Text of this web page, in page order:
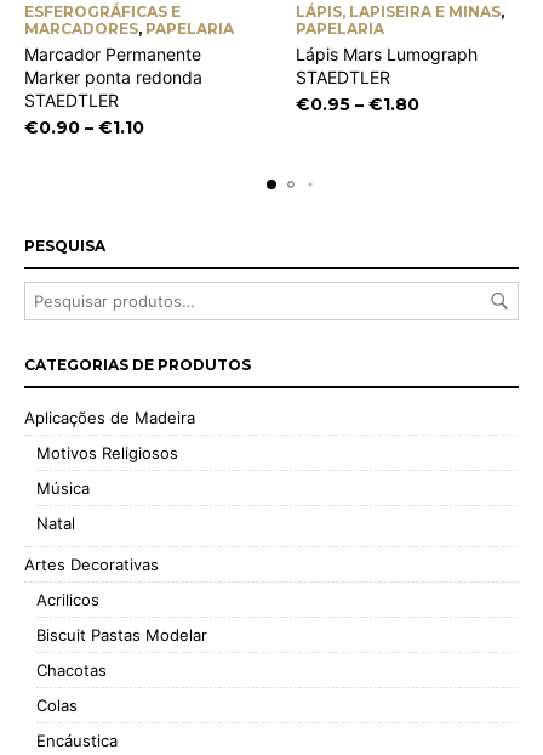
has
page
ESFEROGRÁFICAS E
MARCADORES, PAPELARIA
Marcador Permanente
Marker ponta redonda
STAEDTLER
€0.90 – €1.10Price
product
multiple
page
LÁPIS, LAPISEIRA E MINAS,
PAPELARIA
Lápis Mars Lumograph
STAEDTLER
€0.95 – €1.80Price
PESQUISA
CATEGORIAS DE PRODUTOS
Aplicações de Madeira
Motivos Religiosos
Música
Natal
Artes Decorativas
Acrilicos
Biscuit Pastas Modelar
Chacotas
Colas
Encáustica